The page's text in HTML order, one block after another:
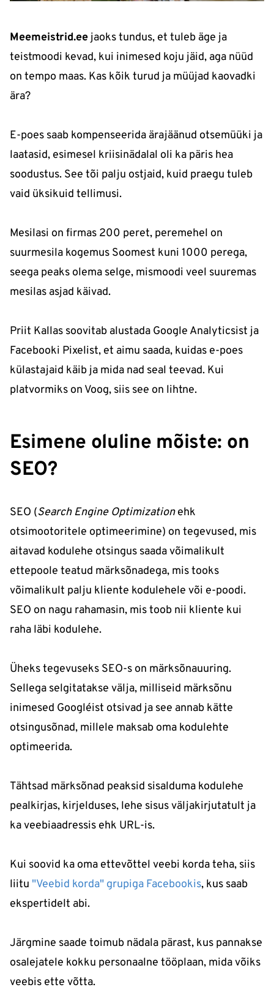
Meemeistrid.ee jaoks tundus, et tuleb äge ja
teistmoodi kevad, kui inimesed koju jäid, aga nüüd
on tempo maas. Kas kõik turud ja müüjad kaovadki
ära?
E-poes saab kompenseerida ärajäänud otsemüüki ja
laatasid, esimesel kriisinädalal oli ka päris hea
soodustus. See tõi palju ostjaid, kuid praegu tuleb
vaid üksikuid tellimusi.
Mesilasi on firmas 200 peret, peremehel on
suurmesila kogemus Soomest kuni 1000 perega,
seega peaks olema selge, mismoodi veel suuremas
mesilas asjad käivad.
Priit Kallas soovitab alustada Google Analyticsist ja
Facebooki Pixelist, et aimu saada, kuidas e-poes
külastajaid käib ja mida nad seal teevad. Kui
platvormiks on Voog, siis see on lihtne.
Esimene oluline mõiste: on
SEO?
SEO (Search Engine Optimizationehk
otsimootoritele optimeerimine) on tegevused, mis
aitavad kodulehe otsingus saada võimalikult
ettepoole teatud märksõnadega, mis tooks
võimalikult palju kliente kodulehele või e-poodi.
SEO on nagu rahamasin, mis toob nii kliente kui
raha läbi kodulehe.
Üheks tegevuseks SEO-s on märksõnauuring.
Sellega selgitatakse välja, milliseid märksõnu
inimesed Google´ist otsivad ja see annab kätte
otsingusõnad, millele maksab oma kodulehte
optimeerida.
Tähtsad märksõnad peaksid sisalduma kodulehe
pealkirjas, kirjelduses, lehe sisus väljakirjutatult ja
ka veebiaadressis ehk URL-is.
Kui soovid ka oma ettevõttel veebi korda teha, siis
liitu "Veebid korda" grupiga Facebookis, kus saab
ekspertidelt abi.
Järgmine saade toimub nädala pärast, kus pannakse
osalejatele kokku personaalne tööplaan, mida võiks
veebis ette võtta.